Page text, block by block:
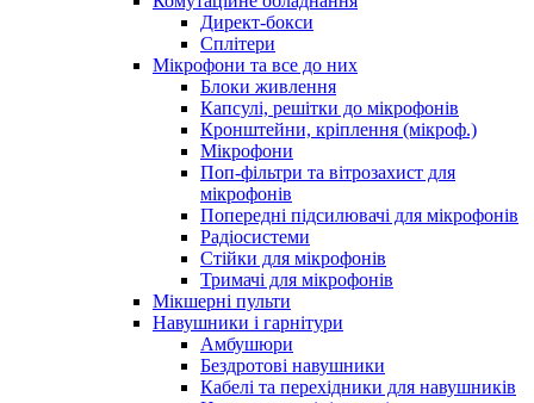
Директ-бокси
Сплітери
Мікрофони та все до них
Блоки живлення
Капсулі, решітки до мікрофонів
Кронштейни, кріплення (мікроф.)
Мікрофони
Поп-фільтри та вітрозахист для
мікрофонів
Попередні підсилювачі для мікрофонів
Радіосистеми
Стійки для мікрофонів
Тримачі для мікрофонів
Мікшерні пульти
Навушники і гарнітури
Амбушюри
Бездротові навушники
Кабелі та перехідники для навушників